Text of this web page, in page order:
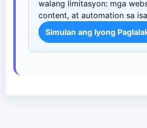
walang limitasyon: mga
content, at automation sa
Simulan ang Iyong